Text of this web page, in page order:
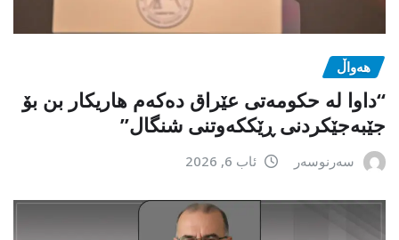
هەواڵ
“داوا لە حكومەتی عێراق دەكەم هاریكار بن بۆ
جێبەجێكردنی ڕێككەوتنی شنگال”
سەرنوسەر ئاب 6, 2026